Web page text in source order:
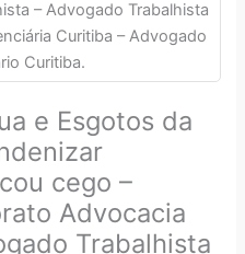
e Esgotos da
cego –
Advocacia
Trabalhista